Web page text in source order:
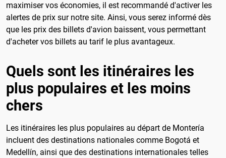
maximiser vos économies, il est recommandé d'activer les
alertes de prix sur notre site. Ainsi, vous serez informé dès
que les prix des billets d'avion baissent, vous permettant
d'acheter vos billets au tarif le plus avantageux.
Quels sont les itinéraires les
plus populaires et les moins
chers
Les itinéraires les plus populaires au départ de Montería
incluent des destinations nationales comme Bogotá et
Medellín, ainsi que des destinations internationales telles